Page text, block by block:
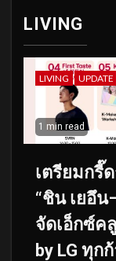
LIVING
LIVING UPDATE
1 min read
เตรียมกรี๊
“ชิน เยอึน
จัดเอ็กซ์ค
by LG ทุก